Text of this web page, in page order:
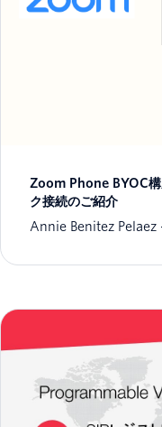
Zoom Phone BYOC
ク接続のご紹介
Annie Benitez Pelaez